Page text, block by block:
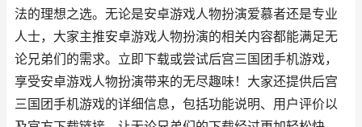
法的理想之选。无论是安卓游戏人物扮演爱慕者还是专业
人士，大家主推安卓游戏人物扮演的相关内容都能满足无
论兄弟们的需求。立即下载或尝试后宫三国团手机游戏，
享受安卓游戏人物扮演带来的无尽趣味！大家还提供后宫
三国团手机游戏的详细信息，包括功能说明、用户评价以